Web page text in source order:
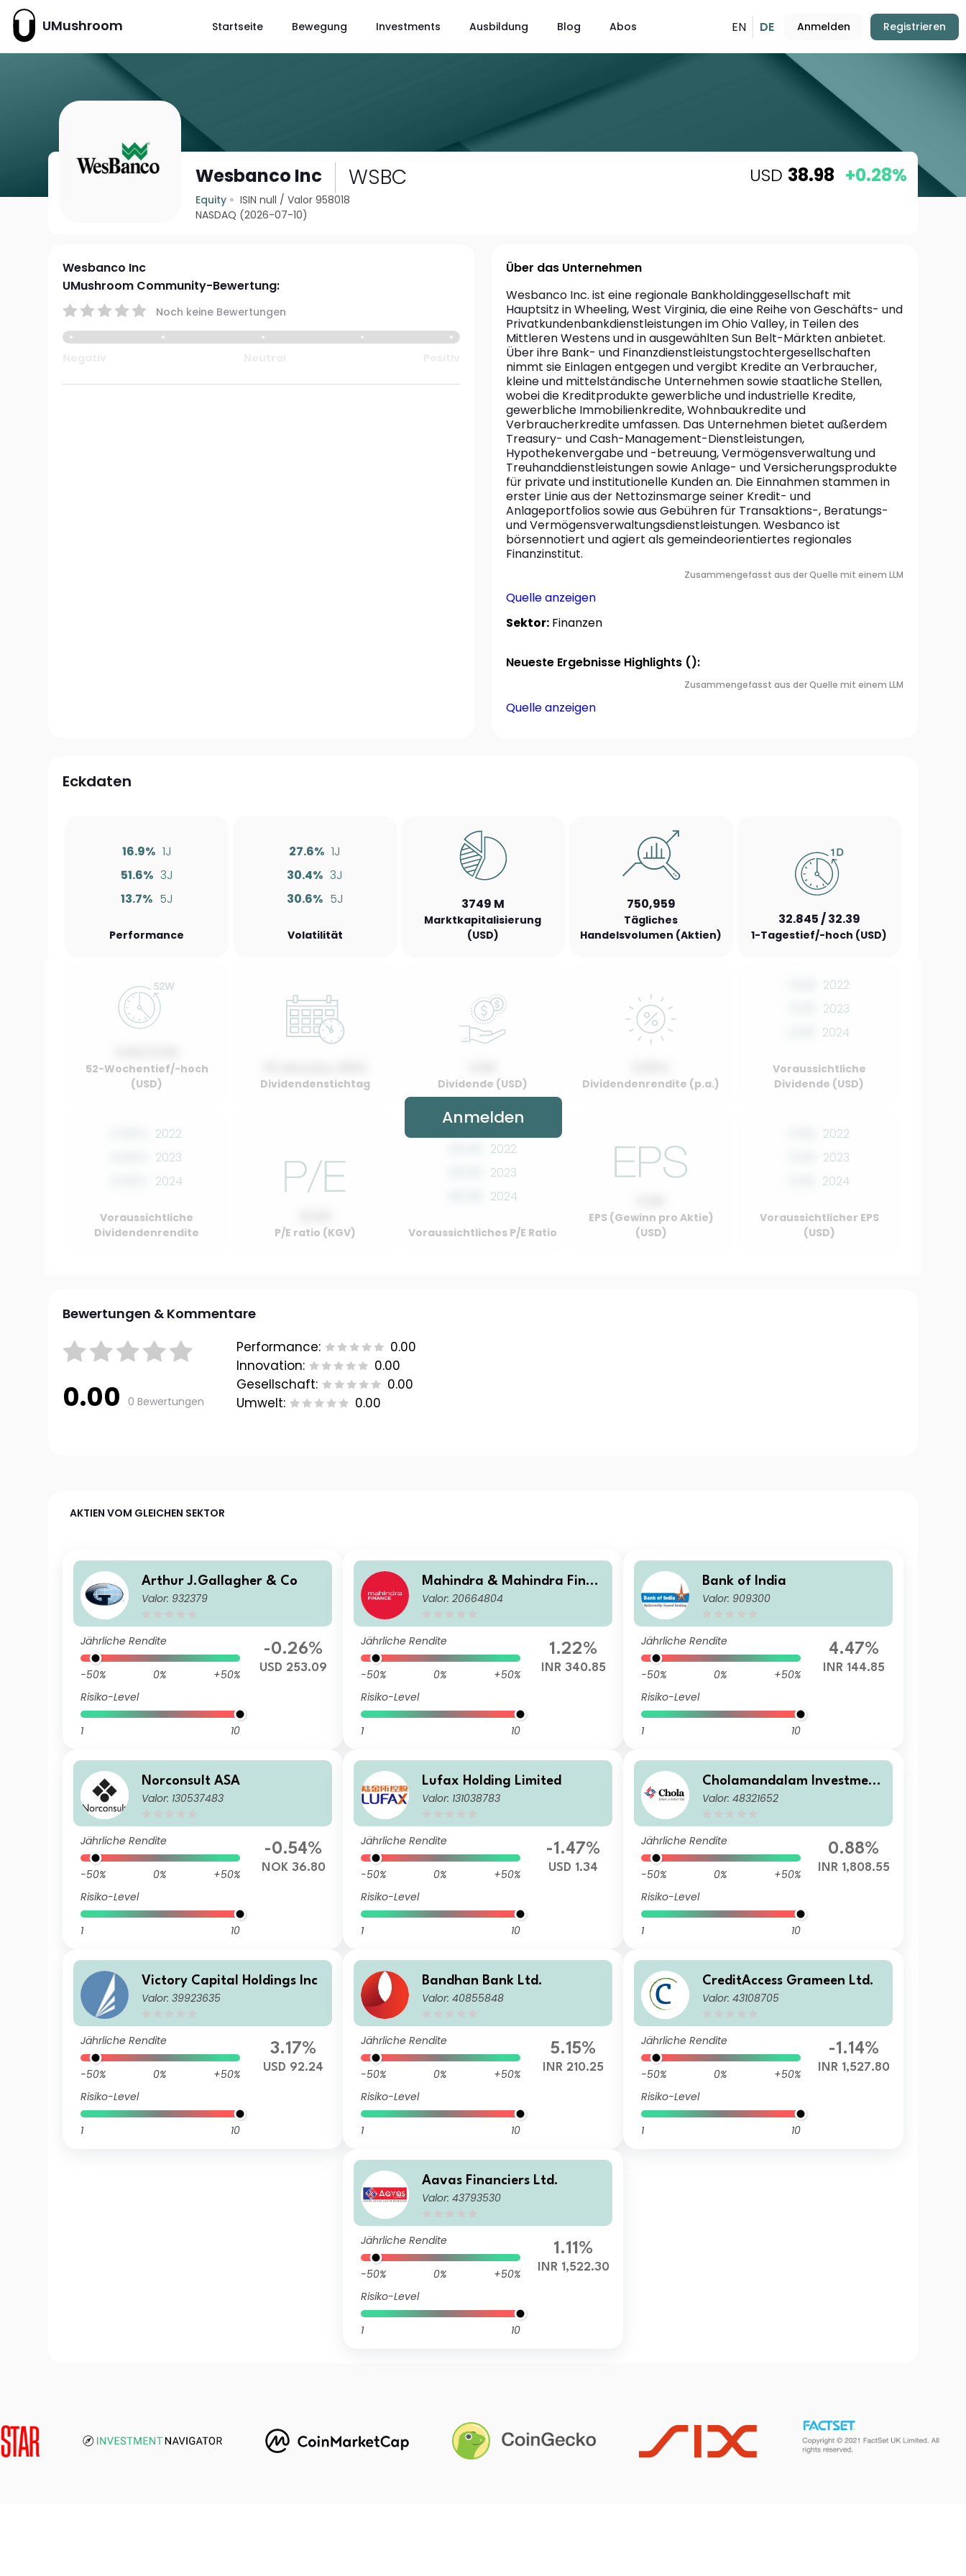
UMushroom Startseite Bewegung Investments Ausbildung Blog Abos EN DE Anmelden Registrieren
Wesbanco Inc WSBC
Equity ISIN null /Valor 958018
NASDAQ (2026-07-10)
USD 38.98 +0.28%
Wesbanco Inc
UMushroom Community-Bewertung:
Noch keine Bewertungen
Über das Unternehmen
Wesbanco Inc. ist eine regionale Bankholdinggesellschaft mit
Hauptsitz in Wheeling, West Virginia, die eine Reihe von Geschäfts- und
Privatkundenbankdienstleistungen im Ohio Valley, in Teilen des
Mittleren Westens und in ausgewählten Sun Belt-Märkten anbietet.
Über ihre Bank- und Finanzdienstleistungstochtergesellschaften
nimmt sie Einlagen entgegen und vergibt Kredite an Verbraucher,
kleine und mittelständische Unternehmen sowie staatliche Stellen,
wobei die Kreditprodukte gewerbliche und industrielle Kredite,
gewerbliche Immobilienkredite, Wohnbaukredite und
Verbraucherkredite umfassen. Das Unternehmen bietet außerdem
Treasury- und Cash-Management-Dienstleistungen,
Hypothekenvergabe und -betreuung, Vermögensverwaltung und
Treuhanddienstleistungen sowie Anlage- und Versicherungsprodukte
für private und institutionelle Kunden an. Die Einnahmen stammen in
erster Linie aus der Nettozinsmarge seiner Kredit- und
Anlageportfolios sowie aus Gebühren für Transaktions-, Beratungs-
und Vermögensverwaltungsdienstleistungen. Wesbanco ist
börsennotiert und agiert als gemeindeorientiertes regionales
Finanzinstitut.
Zusammengefasst aus der Quelle mit einem LLM
Quelle anzeigen
Sektor: Finanzen
Neueste Ergebnisse Highlights ():
Zusammengefasst aus der Quelle mit einem LLM
Quelle anzeigen
Eckdaten
16.9% 1J
51.6% 3J
13.7% 5J
Performance
27.6% 1J
30.4% 3J
30.6% 5J
Volatilität
3749 M
Marktkapitalisierung
(USD)
750,959
Tägliches
Handelsvolumen (Aktien)
32.845 / 32.39
1-Tagestief/-hoch (USD)
52-Wochentief/-hoch
(USD)
Dividendenstichtag Dividende (USD) Dividendenrendite (p.a.)
2022
2023
2024
Voraussichtliche
Dividende (USD)
2022
2023
2024
Voraussichtliche
Dividendenrendite
P/E ratio (KGV)
2022
2023
2024
Voraussichtliches P/E Ratio
EPS (Gewinn pro Aktie)
(USD)
2022
2023
2024
Voraussichtlicher EPS
(USD)
Anmelden
Bewertungen & Kommentare
0.00 0 Bewertungen
Performance:
0.00
Innovation:
0.00
Gesellschaft:
0.00
Umwelt:
0.00
AKTIEN VOM GLEICHEN SEKTOR
Arthur J.Gallagher & Co
Valor: 932379
Jährliche Rendite
-50% 0%
+50%
Risiko-Level
1 10
-0.26%
USD 253.09
Mahindra & Mahindra Finan
cial Services Ltd.
Valor: 20664804
Jährliche Rendite
-50% 0%
+50%
Risiko-Level
1 10
1.22%
INR 340.85
Bank of India
Valor: 909300
Jährliche Rendite
-50% 0%
+50%
Risiko-Level
1 10
4.47%
INR 144.85
Norconsult ASA
Valor: 130537483
Jährliche Rendite
-50% 0%
+50%
Risiko-Level
1 10
-0.54%
NOK 36.80
Lufax Holding Limited
Valor: 131038783
Jährliche Rendite
-50% 0%
+50%
Risiko-Level
1 10
-1.47%
USD 1.34
Cholamandalam Investment
and Finance Co. Ltd.
Valor: 48321652
Jährliche Rendite
-50% 0%
+50%
Risiko-Level
1 10
0.88%
INR 1,808.55
Victory Capital Holdings Inc
Valor: 39923635
Jährliche Rendite
-50% 0%
+50%
Risiko-Level
1 10
3.17%
USD 92.24
Bandhan Bank Ltd.
Valor: 40855848
Jährliche Rendite
-50% 0%
+50%
Risiko-Level
1 10
5.15%
INR 210.25
CreditAccess Grameen Ltd.
Valor: 43108705
Jährliche Rendite
-50% 0%
+50%
Risiko-Level
1 10
-1.14%
INR 1,527.80
Aavas Financiers Ltd.
Valor: 43793530
Jährliche Rendite
-50% 0%
+50%
Risiko-Level
1 10
1.11%
INR 1,522.30